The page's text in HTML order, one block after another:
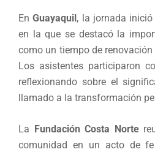
EnGuayaquil, la jornada
en la que se destacó la
como un tiempo de
Los asistentes participaron
reflexionando sobre el
llamado a la transformación
La Fundación Costa Norte
comunidad en un acto de